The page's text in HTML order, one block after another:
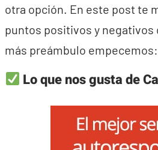
otra opción. En este post te
puntos positivos y
más preámbulo empecemos:
Lo que nos gusta de